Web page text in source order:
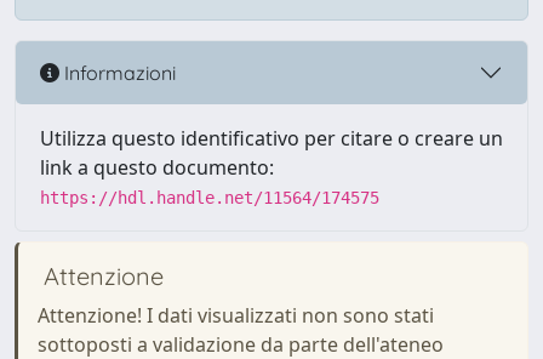
Informazioni
Utilizza questo identificativo per citare o creare un
link a questo documento:
https://hdl.handle.net/11564/174575
Attenzione
Attenzione! I dati visualizzati non sono stati
sottoposti a validazione da parte dell'ateneo